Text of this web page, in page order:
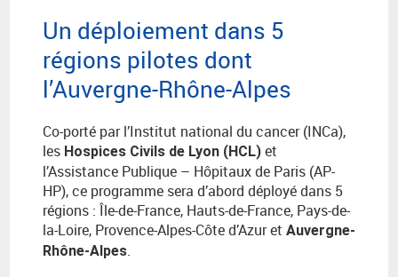
Un déploiement dans 5
régions pilotes dont
l’Auvergne-Rhône-Alpes
Co-porté par l’Institut national du cancer (INCa),
les Hospices Civils de Lyon (HCL) et
l’Assistance Publique – Hôpitaux de Paris (AP-
HP), ce programme sera d’abord déployé dans 5
régions : Île-de-France, Hauts-de-France, Pays-de-
la-Loire, Provence-Alpes-Côte d’Azur et Auvergne-
Rhône-Alpes.